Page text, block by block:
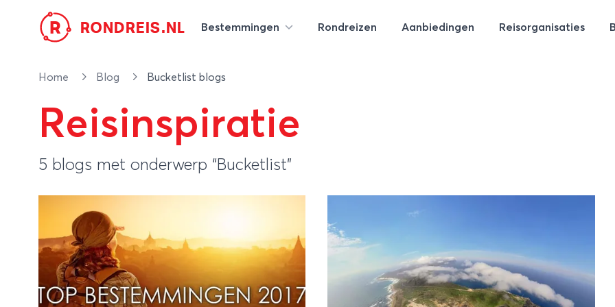
R RONDREIS.NL Bestemmingen Rondreizen Aanbiedingen Reisorganisaties
Home Blog Bucketlist blogs
Reisinspiratie
5 blogs met onderwerp “Bucketlist”